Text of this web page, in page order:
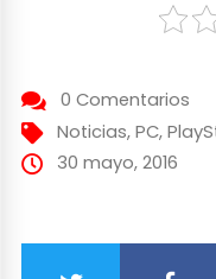
0 Comentarios
Noticias, PC,
30 mayo, 2016